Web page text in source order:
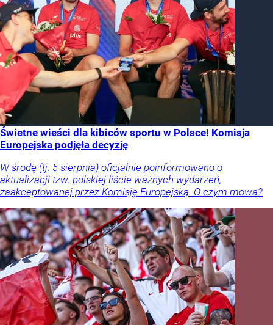
Świetne wieści dla kibiców sportu w Polsce! Komisja
Europejska podjęła decyzję
W środę (tj. 5 sierpnia) oficjalnie poinformowano o
aktualizacji tzw. polskiej liście ważnych wydarzeń,
zaakceptowanej przez Komisję Europejską. O czym mowa?